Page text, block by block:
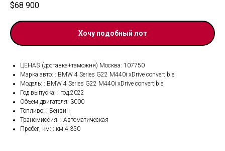
$68 900
Хочу подобный лот
ЦЕНА$ (доставка+таможня) Москва: 107750
Марка авто: : BMW 4 Series G22 M440i xDrive convertible
Модель: : BMW 4 Series G22 M440i xDrive convertible
Год выпуска: : год.2022
Объем двигателя: 3000
Топливо: : Бензин
Трансмиссия: : Автоматическая
Пробег, км: : км.4 350